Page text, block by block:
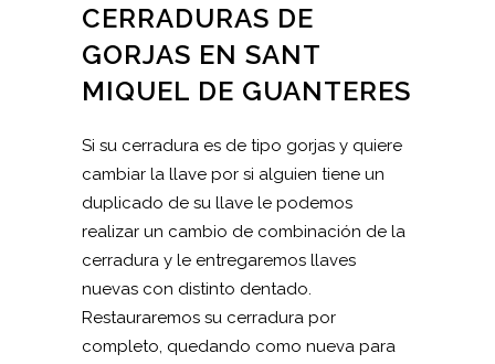
CERRADURAS DE
GORJAS EN SANT
MIQUEL DE GUANTERES
Si su cerradura es de tipo gorjas y quiere
cambiar la llave por si alguien tiene un
duplicado de su llave le podemos
realizar un cambio de combinación de la
cerradura y le entregaremos llaves
nuevas con distinto dentado.
Restauraremos su cerradura por
completo, quedando como nueva para